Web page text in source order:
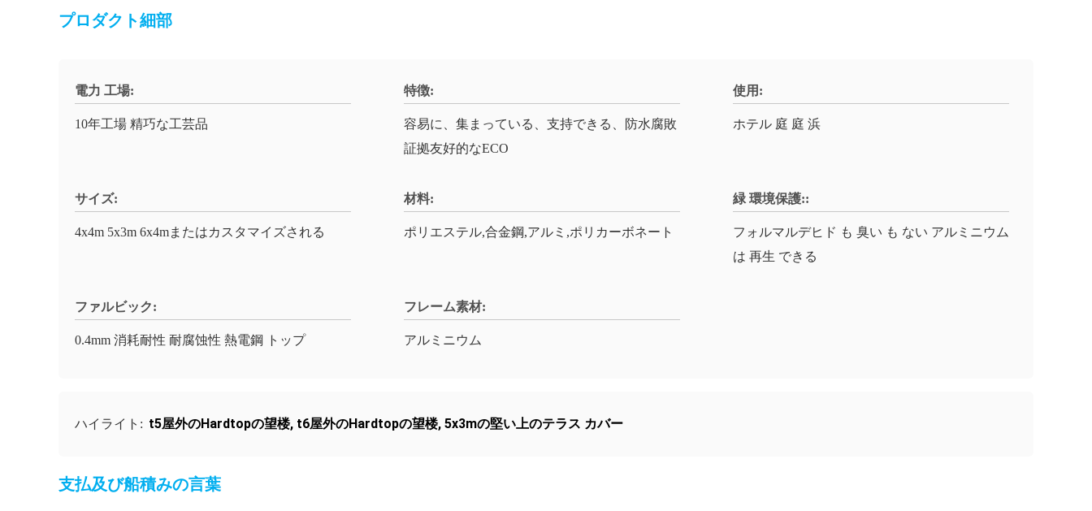
プロダクト細部
電力 工場:
10年工場 精巧な工芸品
特徴:
容易に、集まっている、支持できる、防水腐敗
証拠友好的なECO
使用:
ホテル 庭 庭 浜
サイズ:
4x4m 5x3m 6x4mまたはカスタマイズされる
材料:
ポリエステル,合金鋼,アルミ,ポリカーボネート
緑 環境保護::
フォルマルデヒド も 臭い も ない アルミニウム
は 再生 できる
ファルビック:
0.4mm 消耗耐性 耐腐蚀性 熱電鋼 トップ
フレーム素材:
アルミニウム
ハイライト: t5屋外のHardtopの望楼, t6屋外のHardtopの望楼, 5x3mの堅い上のテラス カバー
支払及び船積みの言葉